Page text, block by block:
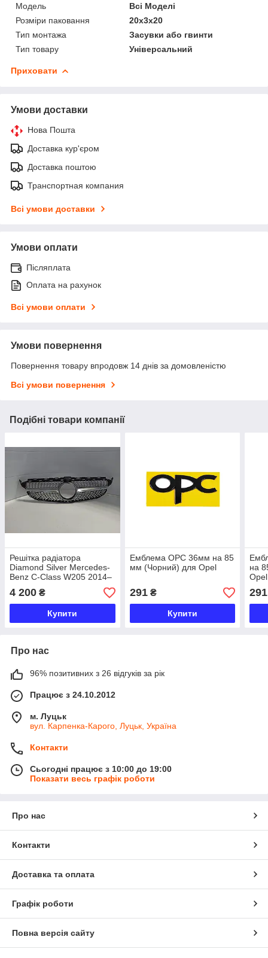
Мoдель
Всі Моделі
Розміри паковання
20x3x20
Тип монтажа
Засувки або гвинти
Тип товару
Універсальний
Приховати
Умови доставки
Нова Пошта
Доставка кур'єром
Доставка поштою
Транспортная компания
Всі умови доставки
Умови оплати
Післяплата
Оплата на рахунок
Всі умови оплати
Умови повернення
Повернення товару впродовж 14 днів за домовленістю
Всі умови повернення
Подібні товари компанії
Решітка радіатора
Diamond Silver Mercedes-
Benz C-Class W205 2014–
2018 під камеру
4 200 ₴
Купити
Емблема OPC 36мм на 85
мм (Чорний) для Opel
291₴
Купити
на
Opel
291
Про нас
96% позитивних з 26 відгуків за рік
Працює з 24.10.2012
м. Луцьк
вул. Карпенка-Карого, Луцьк, Україна
Контакти
Сьогодні працює з 10:00 до 19:00
Показати весь графік роботи
Про нас
Контакти
Доставка та оплата
Графік роботи
Повна версія сайту